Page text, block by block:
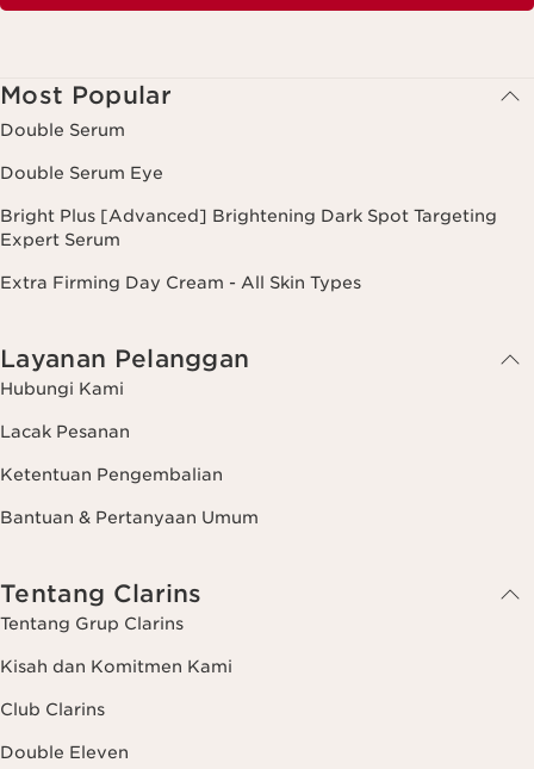
Most Popular
Double Serum
Double Serum Eye
Bright Plus [Advanced] Brightening Dark Spot Targeting
Expert Serum
Extra Firming Day Cream - All Skin Types
Layanan Pelanggan
Hubungi Kami
Lacak Pesanan
Ketentuan Pengembalian
Bantuan & Pertanyaan Umum
Tentang Clarins
Tentang Grup Clarins
Kisah dan Komitmen Kami
Club Clarins
Double Eleven